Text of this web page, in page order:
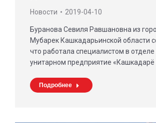
Новости 2019-04-10
Буранова Севиля Равшановна из
Мубарек Кашкадарьинской области
что работала специалистом в отделе
унитарном предприятие «Кашкадарё
Подробнее